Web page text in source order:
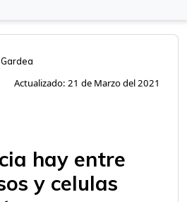
Actualizado: 21 de Marzo del 2021
hay entre
y celulas